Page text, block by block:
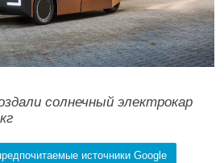
солнечный электрокар
источники Google